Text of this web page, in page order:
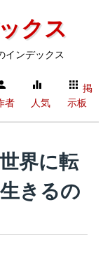
クス
インデックス
者 人気
掲
示板
界に転
きるの